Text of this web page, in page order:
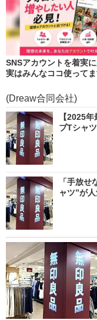
SNSアカウントを着実に
実はみんなココ使ってま
(Dreaw合同会社)
【2025
ブTシャ
「手放
ャツ”が